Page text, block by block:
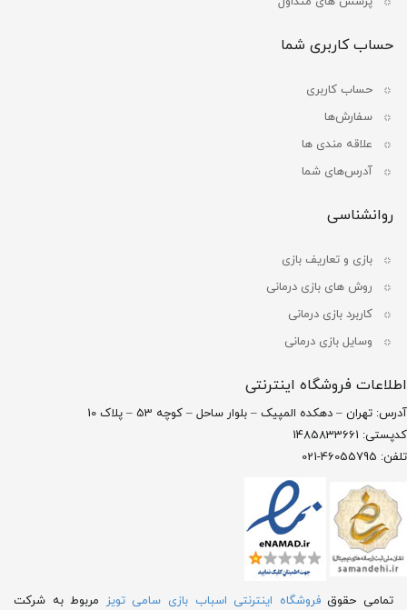
حساب کاربری شما
حساب کاربری
سفارش‌ها
علاقه مندی ها
آدرس‌های شما
روانشناسی
بازی و تعاریف بازی
روش های بازی درمانی
کاربرد بازی درمانی
وسایل بازی درمانی
اطلاعات فروشگاه اینترنتی
آدرس: تهران – دهکده المپیک – بلوار ساحل – کوچه 53 – پلاک 10
کدپستی: 1485833661
تلفن: 46055795-021
تمامی حقوقفروشگاه اینترنتی اسباب بازی سامی تویز مربوط به شرکت